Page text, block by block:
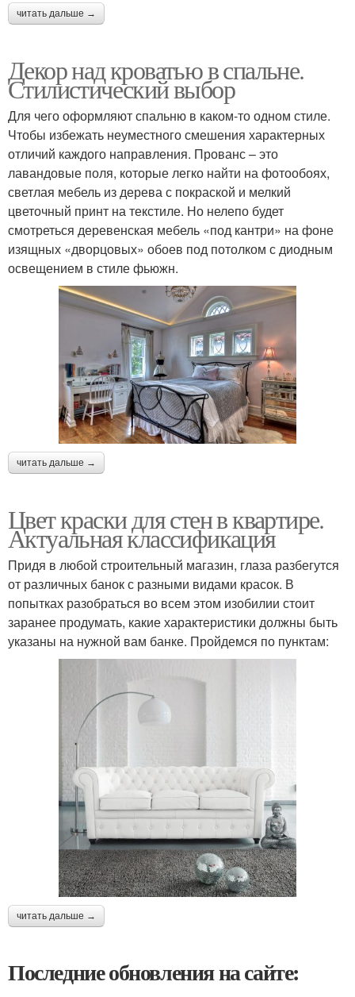
читать дальше →
Декор над кроватью в спальне.
Стилистический выбор
Для чего оформляют спальню в каком-то одном стиле.
Чтобы избежать неуместного смешения характерных
отличий каждого направления. Прованс – это
лавандовые поля, которые легко найти на фотообоях,
светлая мебель из дерева с покраской и мелкий
цветочный принт на текстиле. Но нелепо будет
смотреться деревенская мебель «под кантри» на фоне
изящных «дворцовых» обоев под потолком с диодным
освещением в стиле фьюжн.
читать дальше →
Цвет краски для стен в квартире.
Актуальная классификация
Придя в любой строительный магазин, глаза разбегутся
от различных банок с разными видами красок. В
попытках разобраться во всем этом изобилии стоит
заранее продумать, какие характеристики должны быть
указаны на нужной вам банке. Пройдемся по пунктам:
читать дальше →
Последние обновления на сайте: